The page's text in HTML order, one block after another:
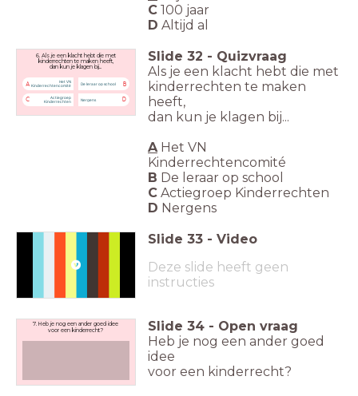
C 100 jaar
D Altijd al
6. Als je een klacht hebt die met
kinderrechten te maken heeft,
dan kun je klagen bij...
A
Het VN
Kinderrechtencomité
B
De leraar op school
C
Actiegroep
Kinderrechten
D
Nergens
Slide 32 - Quizvraag
Als je een klacht hebt die met
kinderrechten te maken
heeft,
dan kun je klagen bij...
A Het VN
Kinderrechtencomité
B De leraar op school
C Actiegroep Kinderrechten
D Nergens
Slide 33 - Video
Deze slide heeft geen
instructies
7. Heb je nog een ander goed idee
voor een kinderrecht?
Slide 34 - Open vraag
Heb je nog een ander goed
idee
voor een kinderrecht?